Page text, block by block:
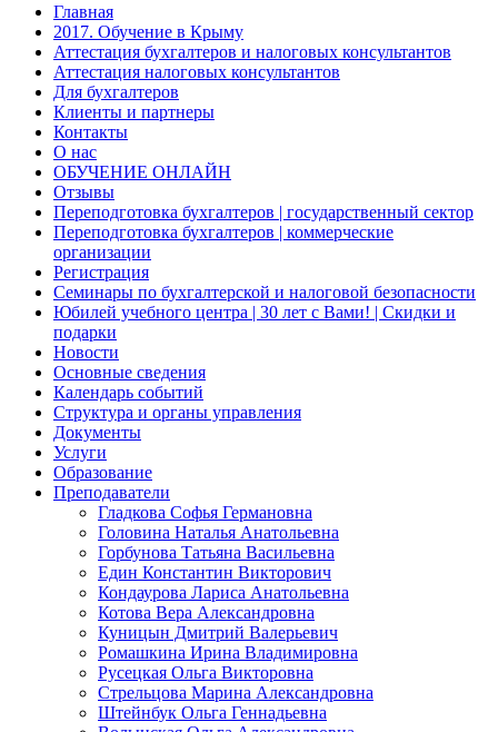
Главная
2017. Обучение в Крыму
Аттестация бухгалтеров и налоговых консультантов
Аттестация налоговых консультантов
Для бухгалтеров
Клиенты и партнеры
Контакты
О нас
ОБУЧЕНИЕ ОНЛАЙН
Отзывы
Переподготовка бухгалтеров | государственный сектор
Переподготовка бухгалтеров | коммерческие
организации
Регистрация
Семинары по бухгалтерской и налоговой безопасности
Юбилей учебного центра | 30 лет с Вами! | Скидки и
подарки
Новости
Основные сведения
Календарь событий
Структура и органы управления
Документы
Услуги
Образование
Преподаватели
Гладкова Софья Германовна
Головина Наталья Анатольевна
Горбунова Татьяна Васильевна
Един Константин Викторович
Кондаурова Лариса Анатольевна
Котова Вера Александровна
Куницын Дмитрий Валерьевич
Ромашкина Ирина Владимировна
Русецкая Ольга Викторовна
Стрельцова Марина Александровна
Штейнбук Ольга Геннадьевна